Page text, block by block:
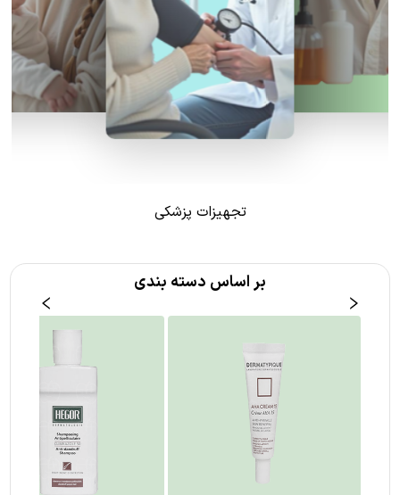
تجهیزات پزشکی
بر اساس دسته بندی